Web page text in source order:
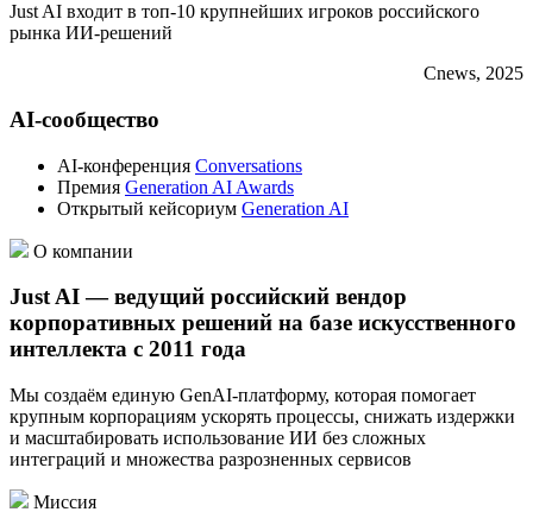
Just AI входит в топ-10 крупнейших игроков российского
рынка ИИ-решений
Cnews, 2025
AI-сообщество
AI-конференция Conversations
Премия Generation AI Awards
Открытый кейсориум Generation AI
О компании
Just AI — ведущий российский вендор
корпоративных решений на базе искусственного
интеллекта с 2011 года
Мы создаём единую GenAI-платформу, которая помогает
крупным корпорациям ускорять процессы, снижать издержки
и масштабировать использование ИИ без сложных
интеграций и множества разрозненных сервисов
Миссия